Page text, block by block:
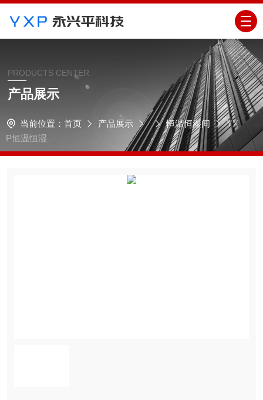
PRODUCTS CENTER
产品展示
当前位置： 首页 产品展示 恒温恒湿间
YX
P恒温恒湿